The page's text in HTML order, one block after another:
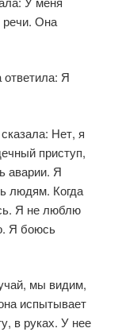
речи. Она
Я
Нет, я
приступ,
аварии. Я
людям. Когда
Я не люблю
Я боюсь
мы видим,
испытывает
в руках. У нее